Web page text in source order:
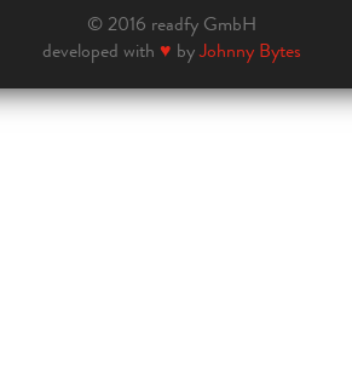
© 2016 readfy GmbH
developed with ♥ byJohnny Bytes